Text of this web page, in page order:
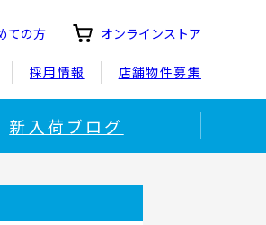
ての方 オンラインストア
採用情報 店舗物件募集
新入荷ブログ